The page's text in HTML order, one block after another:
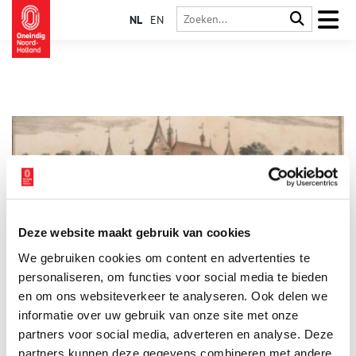
Deze website maakt gebruik van cookies
We gebruiken cookies om content en advertenties te
personaliseren, om functies voor social media te bieden
en om ons websiteverkeer te analyseren. Ook delen we
informatie over uw gebruik van onze site met onze
partners voor social media, adverteren en analyse. Deze
partners kunnen deze gegevens combineren met andere
NL EN
Kasteel Nederhorst mag oorspronkelijk uit de dertiende eeuw
dateren, het is vorige eeuw vooral bekend geworden als
‘Bommelstein’. Het oude kasteel raakte bij een brand in 1971
grotendeels verwoest, kort na een ingrijpende restauratie. Het
is echter fraai herrezen en staat te pronken op de berg. Omdat
striptekenaar Marten Toonder er zijn studio’s had waar de
populaire verhalen van Tom Poes en Olie B. Bommel vorm